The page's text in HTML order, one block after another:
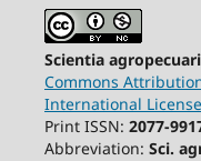
Scientia
Commons
International License
Print ISSN: 2077-
Abbreviation: Sci.